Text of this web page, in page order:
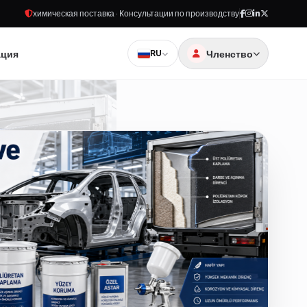
химическая поставка · Консультации по производству
RU Членство